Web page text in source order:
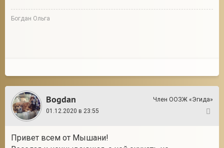
Богдан Ольга
Bogdan
Член ООЗЖ «Эгида»
01.12.2020 в 23:55
Привет всем от Мышани!